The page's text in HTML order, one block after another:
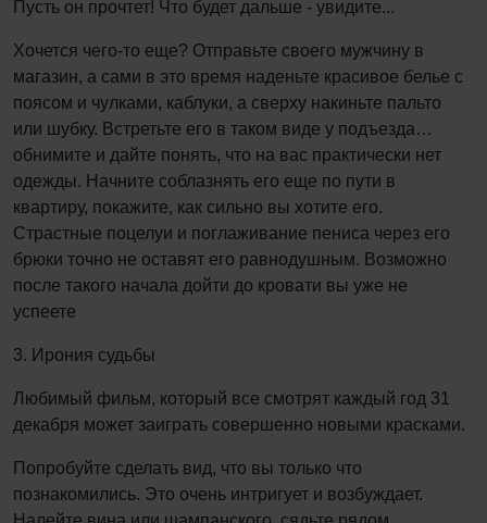
Пусть он прочтет! Что будет дальше - увидите...
Хочется чего-то еще? Отправьте своего мужчину в
магазин, а сами в это время наденьте красивое белье с
поясом и чулками, каблуки, а сверху накиньте пальто
или шубку. Встретьте его в таком виде у подъезда…
обнимите и дайте понять, что на вас практически нет
одежды. Начните соблазнять его еще по пути в
квартиру, покажите, как сильно вы хотите его.
Страстные поцелуи и поглаживание пениса через его
брюки точно не оставят его равнодушным. Возможно
после такого начала дойти до кровати вы уже не
успеете
3. Ирония судьбы
Любимый фильм, который все смотрят каждый год 31
декабря может заиграть совершенно новыми красками.
Попробуйте сделать вид, что вы только что
познакомились. Это очень интригует и возбуждает.